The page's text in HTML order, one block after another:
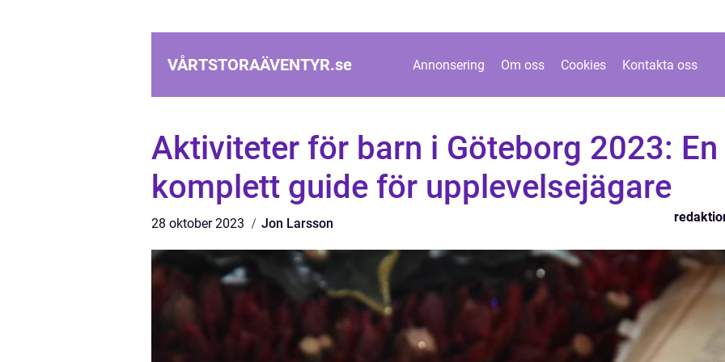
VÅRTSTORAÄVENTYR.se Annonsering Om oss Cookies Kontakta oss
Aktiviteter för barn i Göteborg 2023: En
komplett guide för upplevelsejägare
28 oktober 2023 Jon Larsson